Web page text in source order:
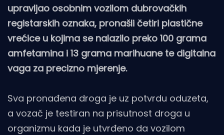
upravljao osobnim vozilom dubrovačkih
registarskih oznaka, pronašli četiri plastične
vrećice u kojima se nalazilo preko 100 grama
amfetamina i 13 grama marihuane te digitalna
vaga za precizno mjerenje.
Sva pronađena droga je uz potvrdu oduzeta,
a vozač je testiran na prisutnost droga u
organizmu kada je utvrđeno da vozilom